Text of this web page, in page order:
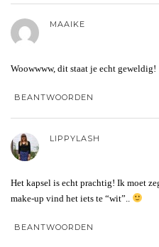
MAAIKE
Woowwww, dit staat je echt geweldig!
BEANTWOORDEN
LIPPYLASH
Het kapsel is echt prachtig! Ik moet
make-up vind het iets te “wit”..
BEANTWOORDEN